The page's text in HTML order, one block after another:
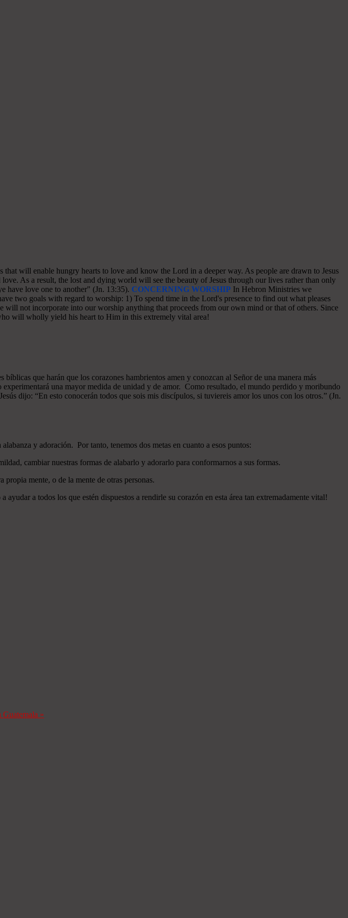
will enable hungry hearts to love and know the Lord in a deeper way. As people are drawn to Jesus
As a result, the lost and dying world will see the beauty of Jesus through our lives rather than only
have love one to another" (Jn. 13:35). CONCERNING WORSHIP In Hebron Ministries we
two goals with regard to worship: 1) To spend time in the Lord's presence to find out what pleases
not incorporate into our worship anything that proceeds from our own mind or that of others. Since
will wholly yield his heart to Him in this extremely vital area!
que harán que los corazones hambrientos amen y conozcan al Señor de una manera más
una mayor medida de unidad y de amor. Como resultado, el mundo perdido y moribundo
dijo: “En esto conocerán todos que sois mis discípulos, si tuviereis amor los unos con los otros.” (Jn.
y adoración. Por tanto, tenemos dos metas en cuanto a esos puntos:
cambiar nuestras formas de alabarlo y adorarlo para conformarnos a sus formas.
mente, o de la mente de otras personas.
a todos los que estén dispuestos a rendirle su corazón en esta área tan extremadamente vital!
»